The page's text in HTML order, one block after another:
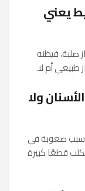
يعني
صلبة، فيظنه
طبيعي أم لا.
ولا
يسبب صعوبة في
قطعًا كبيرة